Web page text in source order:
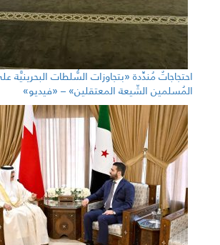
احتجاجاتٌ مُندِّدة «بتجاوزات السُّلطات البحرينيَّة على
المُسلمين الشّيعة المعتقلين» – «فيديو»